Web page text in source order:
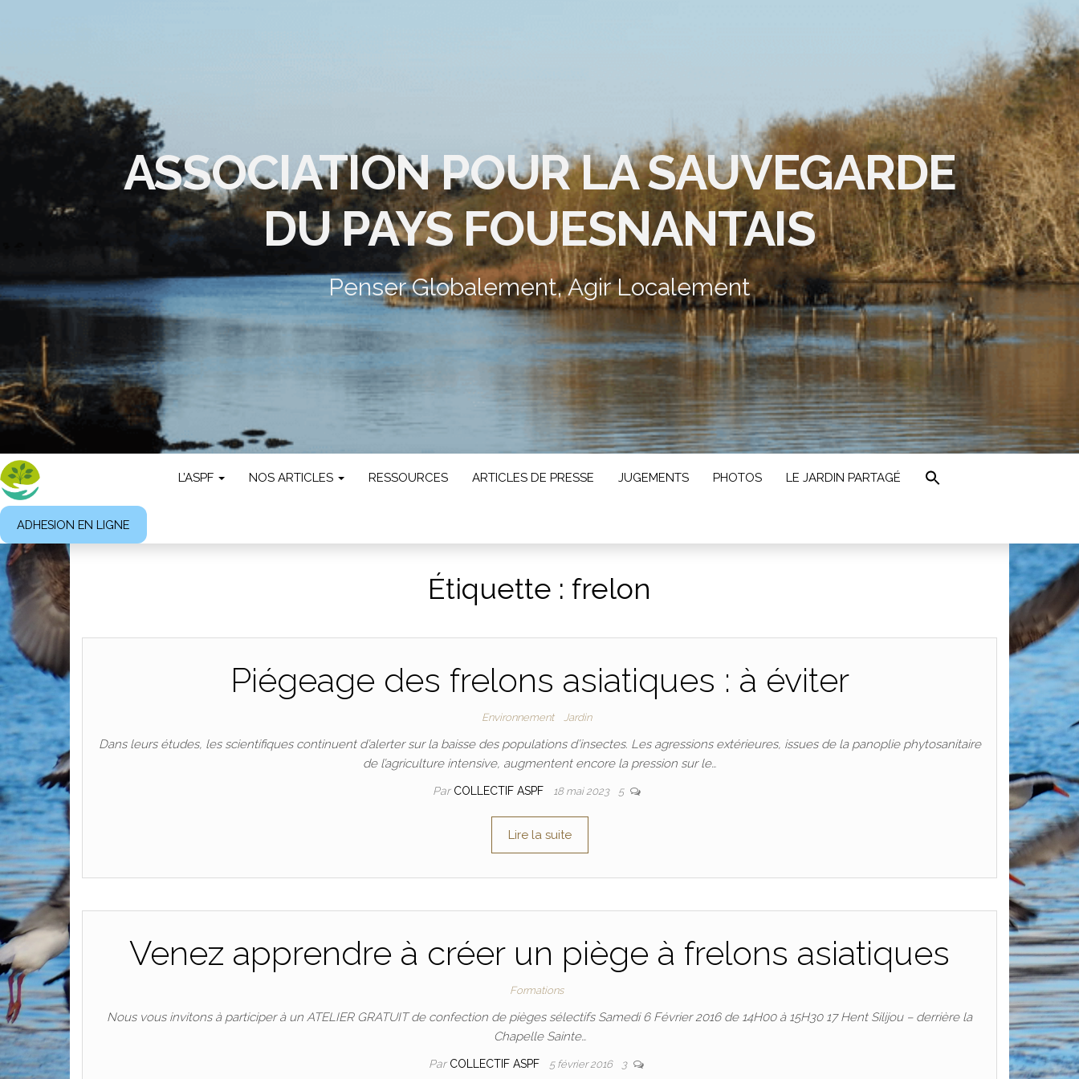
ASSOCIATION POUR LA SAUVEGARDE
DU PAYS FOUESNANTAIS
Penser Globalement, Agir Localement
L’ASPF NOS ARTICLES RESSOURCES ARTICLES DE PRESSE JUGEMENTS PHOTOS LE JARDIN PARTAGÉ
ADHESION EN LIGNE
Étiquette : frelon
Piégeage des frelons asiatiques : à éviter
Environnement Jardin
Dans leurs études, les scientifiques continuent d’alerter sur la baisse des populations d’insectes. Les agressions extérieures, issues de la panoplie phytosanitaire
de l’agriculture intensive, augmentent encore la pression sur le…
Par COLLECTIF ASPF 18 mai 2023 5
Lire la suite
Venez apprendre à créer un piège à frelons asiatiques
Formations
Nous vous invitons à participer à un ATELIER GRATUIT de confection de pièges sélectifs Samedi 6 Février 2016 de 14H00 à 15H30 17 Hent Silijou – derrière la
Chapelle Sainte…
Par COLLECTIF ASPF 5 février 2016 3